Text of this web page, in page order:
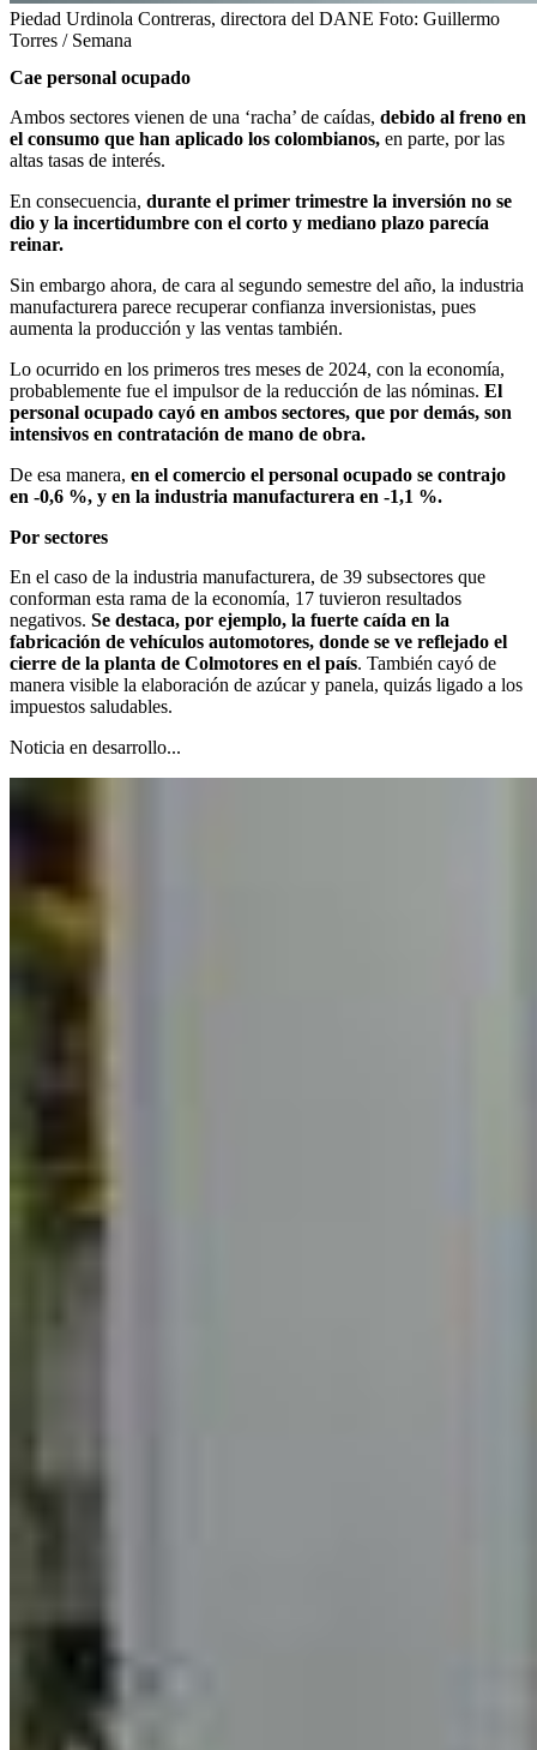
Piedad Urdinola Contreras, directora del DANE Foto: Guillermo
Torres / Semana
Cae personal ocupado
Ambos sectores vienen de una ‘racha’ de caídas, debido al freno en
el consumo que han aplicado los colombianos, en parte, por las
altas tasas de interés.
En consecuencia, durante el primer trimestre la inversión no se
dio y la incertidumbre con el corto y mediano plazo parecía
reinar.
Sin embargo ahora, de cara al segundo semestre del año, la industria
manufacturera parece recuperar confianza inversionistas, pues
aumenta la producción y las ventas también.
Lo ocurrido en los primeros tres meses de 2024, con la economía,
probablemente fue el impulsor de la reducción de las nóminas. El
personal ocupado cayó en ambos sectores, que por demás, son
intensivos en contratación de mano de obra.
De esa manera, en el comercio el personal ocupado se contrajo
en -0,6 %, y en la industria manufacturera en -1,1 %.
Por sectores
En el caso de la industria manufacturera, de 39 subsectores que
conforman esta rama de la economía, 17 tuvieron resultados
negativos. Se destaca, por ejemplo, la fuerte caída en la
fabricación de vehículos automotores, donde se ve reflejado el
cierre de la planta de Colmotores en el país. También cayó de
manera visible la elaboración de azúcar y panela, quizás ligado a los
impuestos saludables.
Noticia en desarrollo...